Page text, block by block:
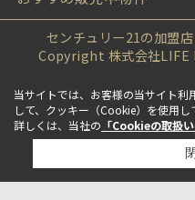
センチュリー21の加盟店
Copyright 株式会社
当サイトでは、お客様の当サイト利
して、クッキー（Cookie）を使用し
詳しくは、当社の 「Cookieの取扱い